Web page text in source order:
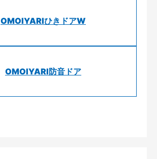
OMOIYARIひきドアW
OMOIYARI防音ドア